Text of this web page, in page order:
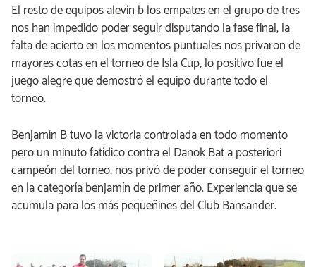
El resto de equipos alevín b los empates en el grupo de tres
nos han impedido poder seguir disputando la fase final, la
falta de acierto en los momentos puntuales nos privaron de
mayores cotas en el torneo de Isla Cup, lo positivo fue el
juego alegre que demostró el equipo durante todo el
torneo.
Benjamín B tuvo la victoria controlada en todo momento
pero un minuto fatídico contra el Danok Bat a posteriori
campeón del torneo, nos privó de poder conseguir el torneo
en la categoría benjamín de primer año. Experiencia que se
acumula para los más pequeñines del Club Bansander.